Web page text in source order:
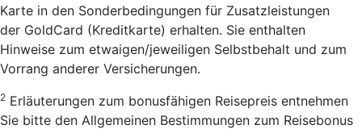
Karte in den Sonderbedingungen für Zusatzleistungen
der GoldCard (Kreditkarte) erhalten. Sie enthalten
Hinweise zum etwaigen/jeweiligen Selbstbehalt und zum
Vorrang anderer Versicherungen.
2 Erläuterungen zum bonusfähigen Reisepreis entnehmen
Sie bitte den Allgemeinen Bestimmungen zum Reisebonus